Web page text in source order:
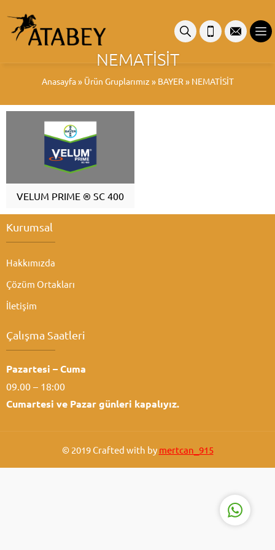
NEMATİSİT
Anasayfa» Ürün Gruplarımız » BAYER » NEMATİSİT
VELUM PRIME ® SC 400
Kurumsal
Hakkımızda
Çözüm Ortakları
İletişim
Çalışma Saatleri
Pazartesi – Cuma
09.00 – 18:00
Cumartesi ve Pazar günleri kapalıyız.
© 2019 Crafted with by mertcan_915